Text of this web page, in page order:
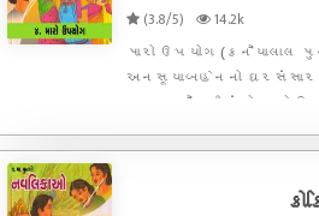
(3.8/5)
14.2k
મારો ઉપયોગ (કનૈયાલાલ
અનસૂયાબહેનનો ઘરસંસાર
- પત્રમૈત્રી વાંચો, મારો